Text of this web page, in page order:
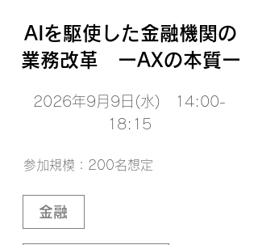
AIを駆使した金融機関の
業務改革 ーAXの本質ー
2026年9月9日(水) 14:00-
18:15
参加規模：200名想定
金融